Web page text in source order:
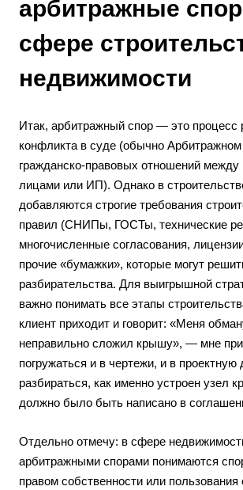
арбитражные
сфере
недвижимости
Итак, арбитражный спор — это процесс
конфликта в суде (обычно
гражданско-правовых отношений
лицами или ИП). Однако в
добавляются строгие требования
правил (СНИПы, ГОСТы, технические
многочисленные согласования,
прочие «бумажки», которые могут
разбирательства. Для выигрышной
важно понимать все этапы
клиент приходит и говорит: «Меня
неправильно сложил крышу», — мне
погружаться и в чертежи, и в
разбираться, как именно устроен узел
должно было быть написано в
Отдельно отмечу: в сфере
арбитражными спорами понимаются
правом собственности или